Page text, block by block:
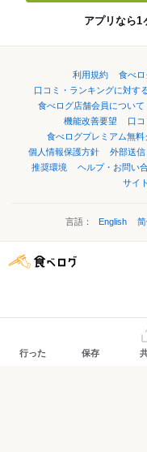
アプリなら1
利用規約 食べロ
口コミ・ランキングに対す
食べログ店舗会員について
機能改善要望
口
食べログプレミアム無料
個人情報保護方針
外部送信
推奨環境
ヘルプ・お問い
サイ
言語： English
行った 保存